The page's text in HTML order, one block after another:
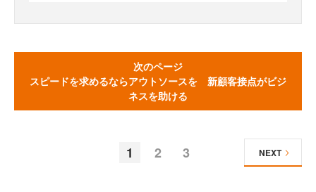
次のページ
スピードを求めるならアウトソースを 新顧客接点がビジ
ネスを助ける
1 2 3 NEXT